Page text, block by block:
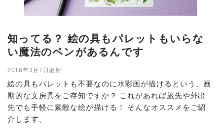
知ってる？ 絵の具もパレットもいらな
い魔法のペンがあるんです
2018年3月7日更新
絵の具もパレットも不要なのに水彩画が描けるという、画
期的な文房具をご存知ですか？ これがあれば旅先や外出
先でも手軽に素敵な絵が描ける！ そんなオススメをご紹
介します。